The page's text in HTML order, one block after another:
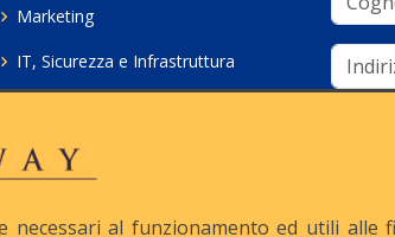
Marketing
IT, Sicurezza e Infrastruttura
Consulenza ICT e Licenze
al funzionamento ed utili alle